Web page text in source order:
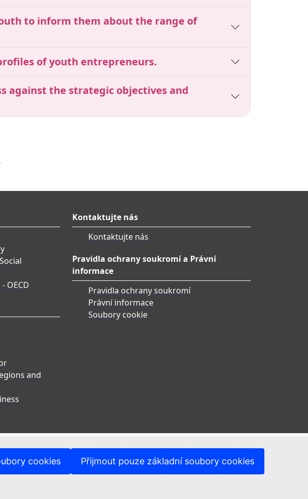
cookies Přijmout pouze základní soubory cookies
to inform them about the range of
of youth entrepreneurs.
against the strategic objectives and
OECD
and
Kontaktujte nás
Kontaktujte nás
Pravidla ochrany soukromí a Právní
informace
Pravidla ochrany soukromí
Právní informace
Soubory cookie